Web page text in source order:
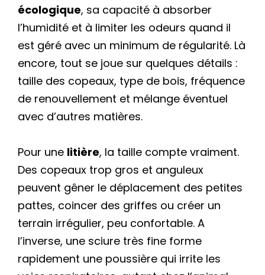
écologique, sa capacité à absorber
l’humidité et à limiter les odeurs quand il
est géré avec un minimum de régularité. Là
encore, tout se joue sur quelques détails :
taille des copeaux, type de bois, fréquence
de renouvellement et mélange éventuel
avec d’autres matières.
Pour une litière, la taille compte vraiment.
Des copeaux trop gros et anguleux
peuvent gêner le déplacement des petites
pattes, coincer des griffes ou créer un
terrain irrégulier, peu confortable. A
l’inverse, une sciure très fine forme
rapidement une poussière qui irrite les